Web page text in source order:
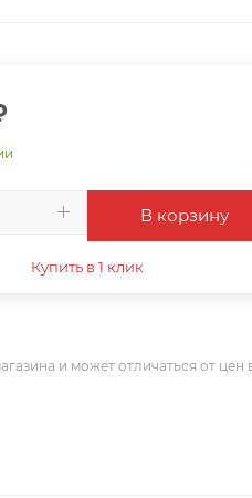
В корзину
Купить в 1 клик
и может отличаться от цен